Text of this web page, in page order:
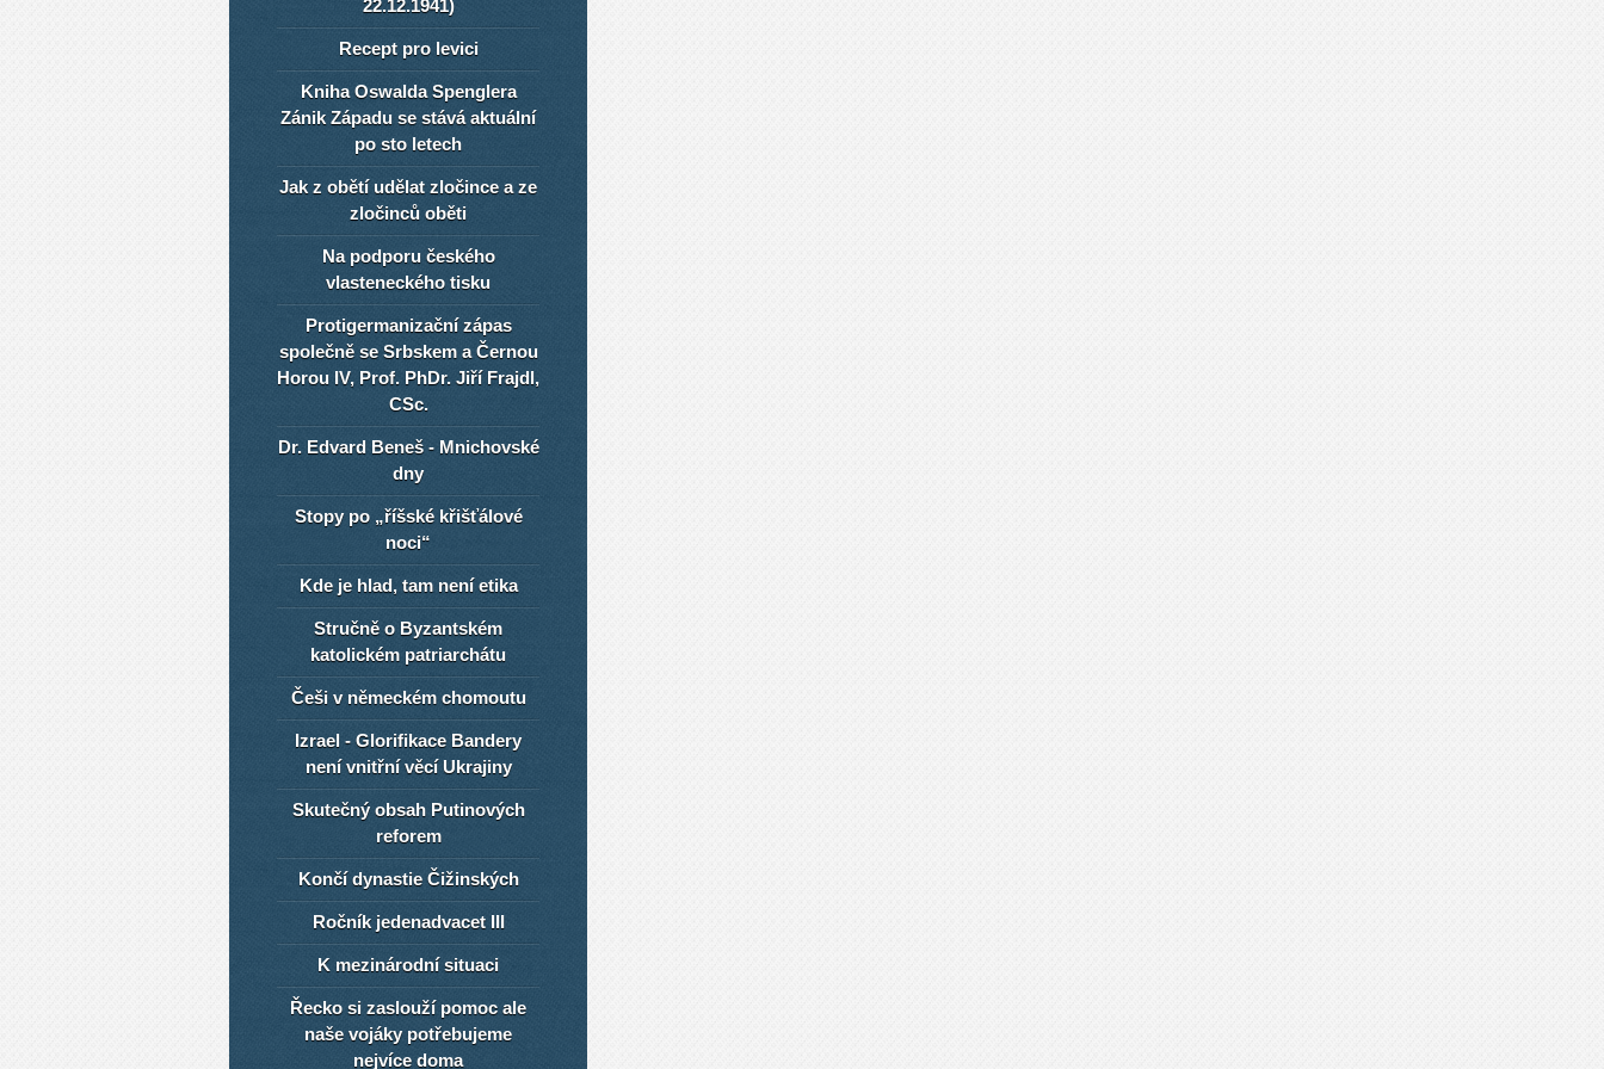
22.12.1941)
Recept pro levici
Kniha Oswalda Spenglera
Zánik Západu se stává aktuální
po sto letech
Jak z obětí udělat zločince a ze
zločinců oběti
Na podporu českého
vlasteneckého tisku
Protigermanizační zápas
společně se Srbskem a Černou
Horou IV, Prof. PhDr. Jiří Frajdl,
CSc.
Dr. Edvard Beneš - Mnichovské
dny
Stopy po „říšské křišťálové
noci“
Kde je hlad, tam není etika
Stručně o Byzantském
katolickém patriarchátu
Češi v německém chomoutu
Izrael - Glorifikace Bandery
není vnitřní věcí Ukrajiny
Skutečný obsah Putinových
reforem
Končí dynastie Čižinských
Ročník jedenadvacet III
K mezinárodní situaci
Řecko si zaslouží pomoc ale
naše vojáky potřebujeme
nejvíce doma